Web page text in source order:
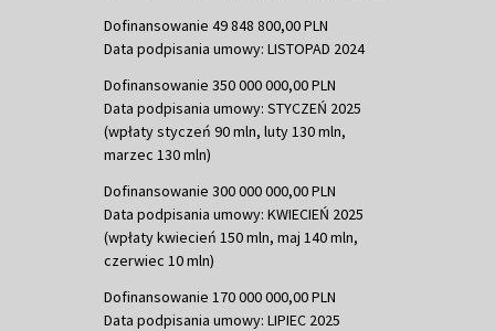
Dofinansowanie 49 848 800,00 PLN
Data podpisania umowy: LISTOPAD 2024
Dofinansowanie 350 000 000,00 PLN
Data podpisania umowy: STYCZEŃ 2025
(wpłaty styczeń 90 mln, luty 130 mln,
marzec 130 mln)
Dofinansowanie 300 000 000,00 PLN
Data podpisania umowy: KWIECIEŃ 2025
(wpłaty kwiecień 150 mln, maj 140 mln,
czerwiec 10 mln)
Dofinansowanie 170 000 000,00 PLN
Data podpisania umowy: LIPIEC 2025